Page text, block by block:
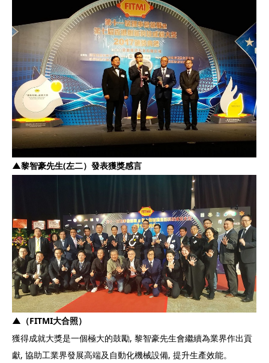
▲黎智豪先生(左二）發表獲獎感言
▲ （FITMI大合照）
獲得成就大獎是一個極大的鼓勵, 黎智豪先生會繼續為業界作出貢
獻, 協助工業界發展高端及自動化機械設備, 提升生產效能。